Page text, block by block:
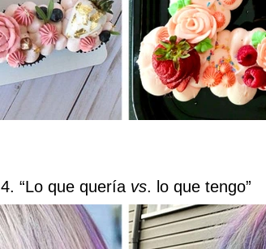
4. “Lo que quería vs. lo que tengo”